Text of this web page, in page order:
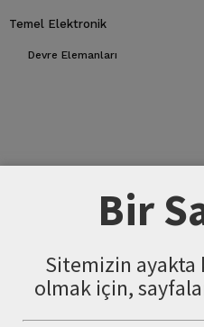
Temel Elektronik
Devre Elemanları
Bir
Sitemizin ayakta
olmak için,